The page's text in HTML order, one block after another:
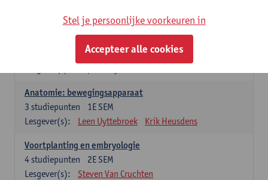
Lesgever(s):
Anja Verhulst Sebastiaan De Schepper
1E SEM
Anatomie: bewegingsapparaat
1E SEM
3 studiepunten
Lesgever(s):
Leen Uyttebroek Krik Heusdens
Voortplanting en embryologie
2E SEM
4studiepunten
Lesgever(s):
Steven Van Cruchten
Stel je persoonlijke voorkeuren in
Accepteer alle cookies